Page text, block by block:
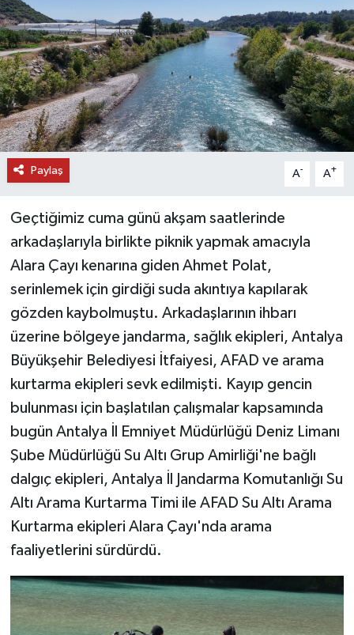
Paylaş A- A+
Geçtiğimiz cuma günü akşam saatlerinde
arkadaşlarıyla birlikte piknik yapmak amacıyla
Alara Çayı kenarına giden Ahmet Polat,
serinlemek için girdiği suda akıntıya kapılarak
gözden kaybolmuştu. Arkadaşlarının ihbarı
üzerine bölgeye jandarma, sağlık ekipleri, Antalya
Büyükşehir Belediyesi İtfaiyesi, AFAD ve arama
kurtarma ekipleri sevk edilmişti. Kayıp gencin
bulunması için başlatılan çalışmalar kapsamında
bugün Antalya İl Emniyet Müdürlüğü Deniz Limanı
Şube Müdürlüğü Su Altı Grup Amirliği'ne bağlı
dalgıç ekipleri, Antalya İl Jandarma Komutanlığı Su
Altı Arama Kurtarma Timi ile AFAD Su Altı Arama
Kurtarma ekipleri Alara Çayı'nda arama
faaliyetlerini sürdürdü.
TURİZM
RÖPORTAJ
VİDEO HABERLER
YAZARLAR
RESMİ İLAN
MAGAZİN